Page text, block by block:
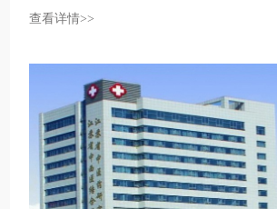
查看详情>>